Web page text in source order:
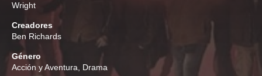
Wright
Creadores
Ben Richards
Género
Acción y Aventura
Drama